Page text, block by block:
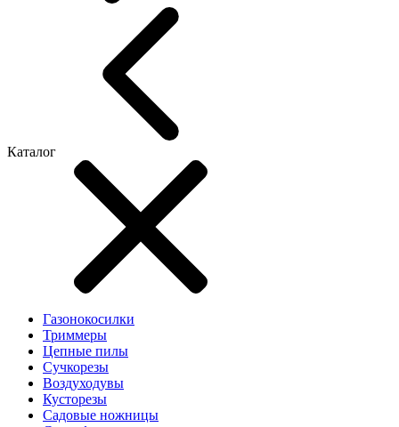
Каталог
Газонокосилки
Триммеры
Цепные пилы
Cучкорезы
Воздуходувы
Кусторезы
Садовые ножницы